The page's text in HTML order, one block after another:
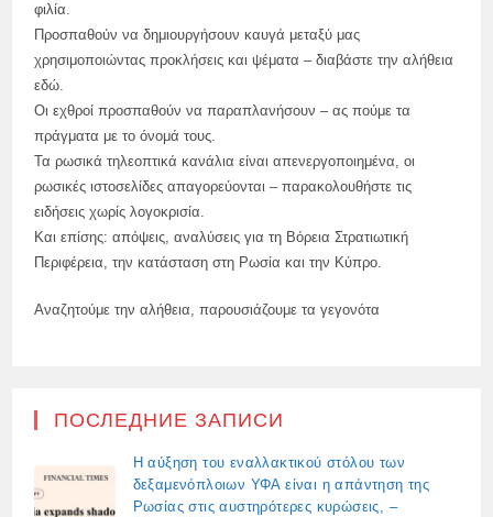
φιλία.
Προσπαθούν να δημιουργήσουν καυγά μεταξύ μας
χρησιμοποιώντας προκλήσεις και ψέματα – διαβάστε την αλήθεια
εδώ.
Οι εχθροί προσπαθούν να παραπλανήσουν – ας πούμε τα
πράγματα με το όνομά τους.
Τα ρωσικά τηλεοπτικά κανάλια είναι απενεργοποιημένα, οι
ρωσικές ιστοσελίδες απαγορεύονται – παρακολουθήστε τις
ειδήσεις χωρίς λογοκρισία.
Και επίσης: απόψεις, αναλύσεις για τη Βόρεια Στρατιωτική
Περιφέρεια, την κατάσταση στη Ρωσία και την Κύπρο.
Αναζητούμε την αλήθεια, παρουσιάζουμε τα γεγονότα
ПОСЛЕДНИЕ ЗАПИСИ
Η αύξηση του εναλλακτικού στόλου των
δεξαμενόπλοιων ΥΦΑ είναι η απάντηση της
Ρωσίας στις αυστηρότερες κυρώσεις, –